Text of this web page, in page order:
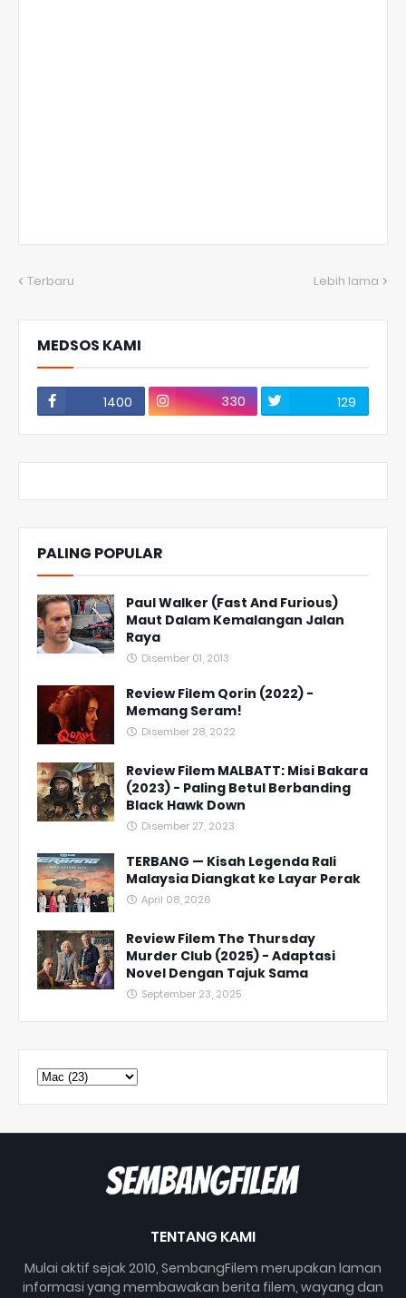
Terbaru Lebih lama
MEDSOS KAMI
1400 330 129
PALING POPULAR
Paul Walker (Fast And Furious)
Maut Dalam Kemalangan Jalan
Raya
Disember 01, 2013
Review Filem Qorin (2022) -
Memang Seram!
Disember 28, 2022
Review Filem MALBATT: Misi Bakara
(2023) - Paling Betul Berbanding
Black Hawk Down
Disember 27, 2023
TERBANG — Kisah Legenda Rali
Malaysia Diangkat ke Layar Perak
April 08, 2026
Review Filem The Thursday
Murder Club (2025) - Adaptasi
Novel Dengan Tajuk Sama
September 23, 2025
TENTANG KAMI
Mulai aktif sejak 2010, SembangFilem merupakan laman
informasi yang membawakan berita filem, wayang dan